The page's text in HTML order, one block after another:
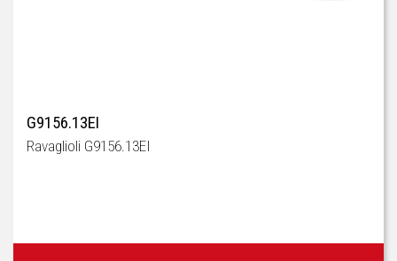
G9156.13EI
Ravaglioli G9156.13EI